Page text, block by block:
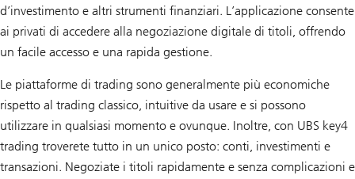
d’investimento e altri strumenti finanziari. L’applicazione consente
ai privati di accedere alla negoziazione digitale di titoli, offrendo
un facile accesso e una rapida gestione.
Le piattaforme di trading sono generalmente più economiche
rispetto al trading classico, intuitive da usare e si possono
utilizzare in qualsiasi momento e ovunque. Inoltre, con UBS key4
trading troverete tutto in un unico posto: conti, investimenti e
transazioni. Negoziate i titoli rapidamente e senza complicazioni e